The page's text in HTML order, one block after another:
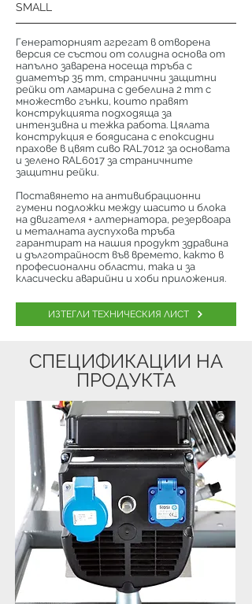
SMALL
Генераторният агрегат в отворена
версия се състои от солидна основа от
напълно заварена носеща тръба с
диаметър 35 mm, странични защитни
рейки от ламарина с дебелина 2 mm с
множество гънки, които правят
конструкцията подходяща за
интензивна и тежка работа. Цялата
конструкция е боядисана с епоксидни
прахове в цвят сиво RAL7012 за основата
и зелено RAL6017 за страничните
защитни рейки.
Поставянето на антивибрационни
гумени подложки между шасито и блока
на двигателя + алтернатора, резервоара
и металната ауспухова тръба
гарантират на нашия продукт здравина
и дълготрайност във времето, както в
професионални области, така и за
класически аварийни и хоби приложения.
ИЗТЕГЛИ ТЕХНИЧЕСКИЯ ЛИСТ
СПЕЦИФИКАЦИИ НА
ПРОДУКТА